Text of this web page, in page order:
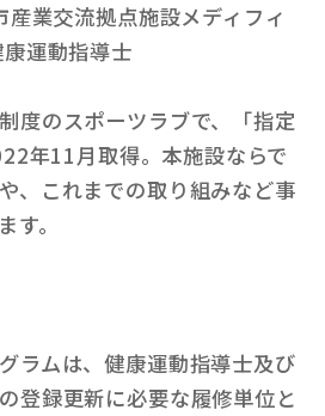
業交流拠点施設メディフィ
運動指導士
度のスポーツラブで、「指定
年11月取得。本施設ならで
、これまでの取り組みなど事
す。
ラムは、健康運動指導士及び
登録更新に必要な履修単位と